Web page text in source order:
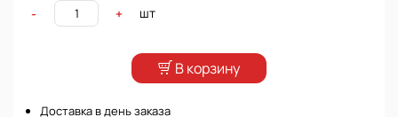
-
+ шт
В корзину
Доставка в день заказа